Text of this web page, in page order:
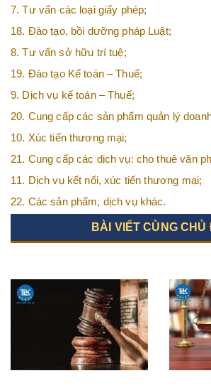
7. Tư vấn các loại giấy phép;
18. Đào tạo, bồi dưỡng pháp Luật;
8. Tư vấn sở hữu trí tuệ;
19. Đào tạo Kế toán – Thuế;
9. Dịch vụ kế toán – Thuế;
20. Cung cấp các sản phẩm quản lý
ký số, hóa đơn điện tử, BHXH,…vv
10. Xúc tiến thương mại;
21. Cung cấp các dịch vụ: cho thuê văn
văn phòng ảo, văn phòng chia sẻ…vv
11. Dịch vụ kết nối, xúc tiến thương mại;
22. Các sản phẩm, dịch vụ khác.
BÀI VIẾT CÙNG CHỦ